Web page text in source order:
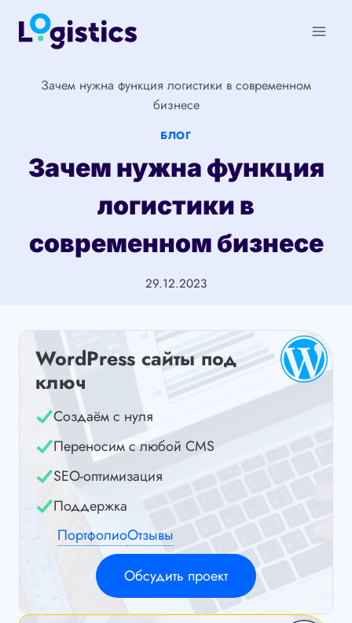
Перейти
Зачем нужна функция логистики в современном
бизнесе
БЛОГ
Зачем нужна функция
логистики в
современном бизнесе
29.12.2023
WordPress сайты под
ключ
Создаём с нуля
Переносим с любой CMS
SEO-оптимизация
Поддержка
ПортфолиоОтзывы
Обсудить проект